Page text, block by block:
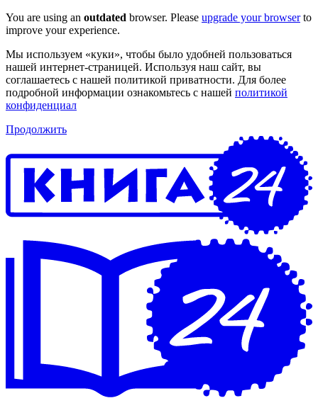
You are using an outdated browser. Please upgrade your browserto
improve your experience.
Мы используем «куки», чтобы было удобней пользоваться
нашей интернет-страницей. Используя наш сайт, вы
соглашаетесь с нашей политикой приватности. Для более
подробной информации ознакомьтесь с нашей политикой
конфиденциал
Продолжить